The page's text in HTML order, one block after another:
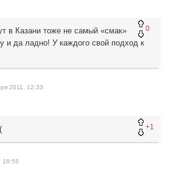
0
в Казани тоже не самый «смак»
и да ладно! У каждого свой подход к
2011, 12:33
+1
18:55